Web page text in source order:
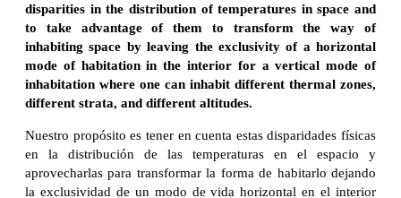
disparities in the distribution of temperatures in space and
to take advantage of them to transform the way of
inhabiting space by leaving the exclusivity of a horizontal
mode of habitation in the interior for a vertical mode of
inhabitation where one can inhabit different thermal zones,
different strata, and different altitudes.
Nuestro propósito es tener en cuenta estas disparidades físicas
en la distribución de las temperaturas en el espacio y
aprovecharlas para transformar la forma de habitarlo dejando
la exclusividad de un modo de vida horizontal en el interior